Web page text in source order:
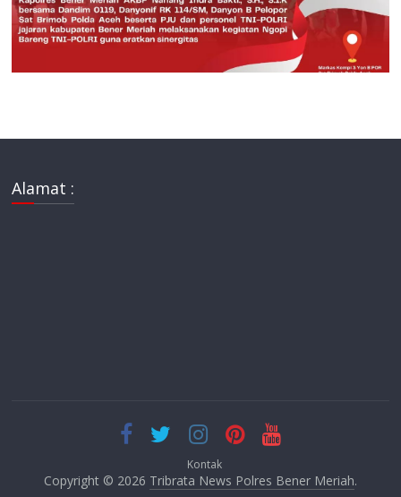
Alamat :
Kontak
Copyright © 2026 Tribrata News Polres Bener Meriah.